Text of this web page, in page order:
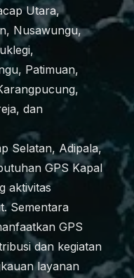
Utara,
Nusawungu,
Patimuan,
dan
Selatan, Adipala,
GPS Kapal
aktivitas
Sementara
GPS
dan kegiatan
layanan